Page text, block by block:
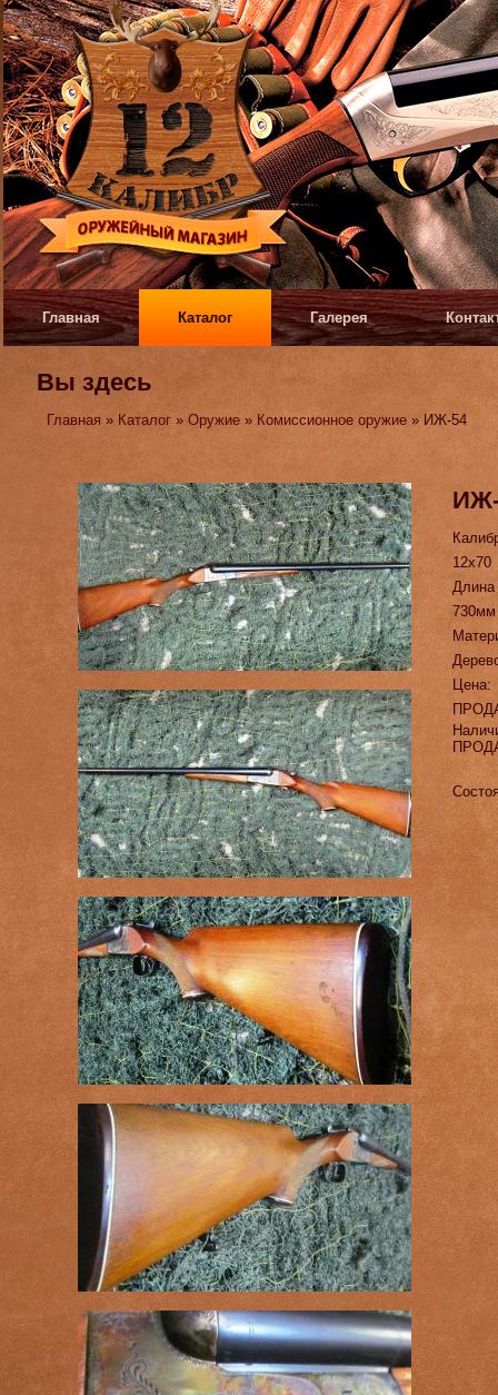
Главная Каталог Галерея
Вы здесь
Главная » Каталог »Оружие » Комиссионное оружие » ИЖ-54
12х70
730мм
Цена: